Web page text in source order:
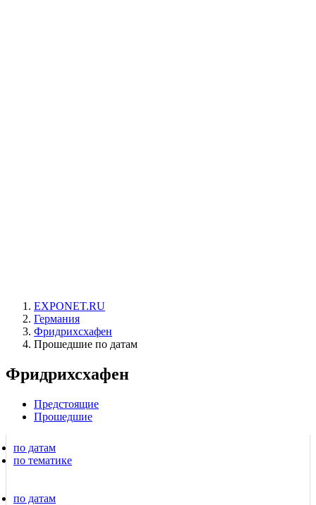
EXPONET.RU
Германия
Фридрихсхафен
Прошедшие по датам
Фридрихсхафен
Предстоящие
Прошедшие
по датам
по тематике
по датам